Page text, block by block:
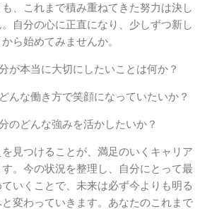
、これまで積み重ねてきた努力は決し
自分の心に正直になり、少しずつ新し
ら始めてみませんか。
が本当に大切にしたいことは何か？
んな働き方で笑顔になっていたいか？
のどんな強みを活かしたいか？
見つけることが、満足のいくキャリア
。今の状況を整理し、自分にとって最
いくことで、未来は必ず今よりも明る
変わっていきます。あなたのこれまで